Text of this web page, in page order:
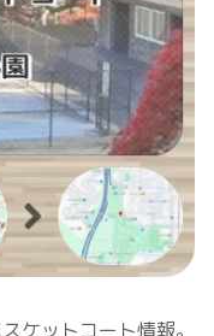
ケットコート情報。